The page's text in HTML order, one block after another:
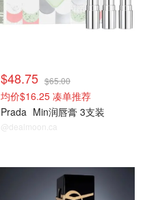
$48.75 $65.00
均价$16.25 凑单推荐
Prada Min润唇膏 3支装
@dealmoon.ca